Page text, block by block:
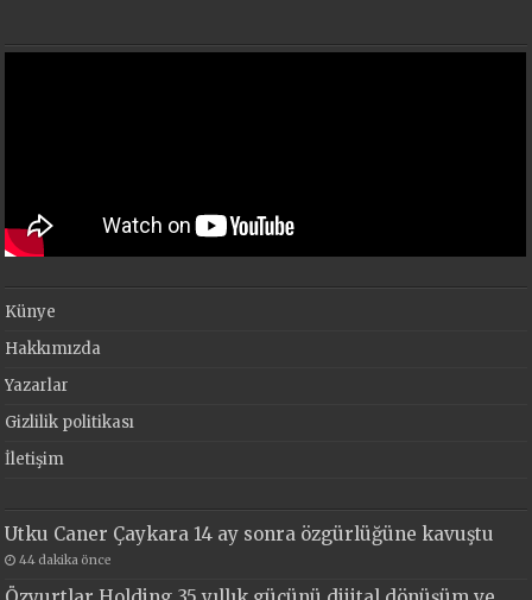
Künye
Hakkımızda
Yazarlar
Gizlilik politikası
İletişim
Utku Caner Çaykara 14 ay sonra özgürlüğüne kavuştu
44 dakika önce